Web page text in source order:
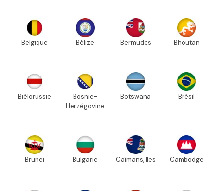
Belgique Bélize Bermudes Bhoutan
Biélorussie
Bosnie-
Herzégovine
Botswana Brésil
Brunei Bulgarie Caïmans, Iles Cambodge